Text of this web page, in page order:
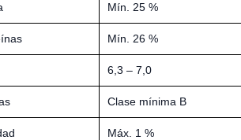
Mín. 25 %
Mín. 26 %
6,3 – 7,0
Clase mínima B
Máx. 1 %